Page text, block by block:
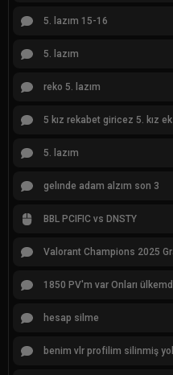
5. lazım 15-16
5. lazım
reko 5. lazım
5 kız rekabet giricez 5. kız
5. lazım
gelınde adam alzım son 3
BBL PCIFIC vs DNSTY
Valorant Champions 2025
1850 PV'm var Onları
hesap silme
benim vlr profilim silinmiş